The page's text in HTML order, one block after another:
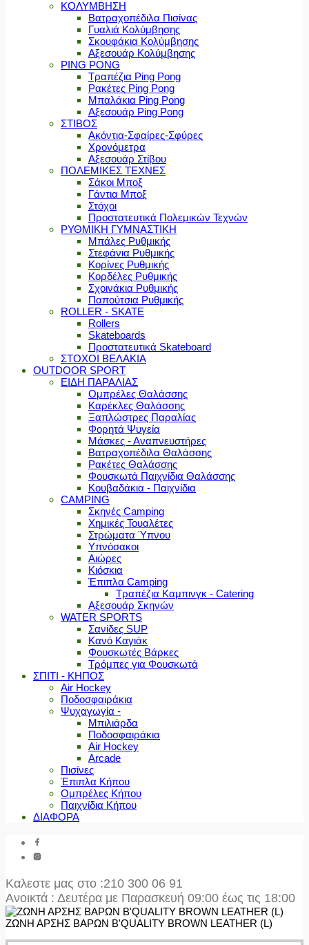
ΚΟΛΥΜΒΗΣΗ
Βατραχοπέδιλα Πισίνας
Γυαλιά Κολύμβησης
Σκουφάκια Κολύμβησης
Αξεσουάρ Κολύμβησης
PING PONG
Τραπέζια Ping Pong
Ρακέτες Ping Pong
Μπαλάκια Ping Pong
Αξεσουάρ Ping Pong
ΣΤΙΒΟΣ
Ακόντια-Σφαίρες-Σφύρες
Χρονόμετρα
Αξεσουάρ Στίβου
ΠΟΛΕΜΙΚΕΣ ΤΕΧΝΕΣ
Σάκοι Μποξ
Γάντια Μποξ
Στόχοι
Προστατευτικά Πολεμικών Τεχνών
ΡΥΘΜΙΚΗ ΓΥΜΝΑΣΤΙΚΗ
Μπάλες Ρυθμικής
Στεφάνια Ρυθμικής
Κορίνες Ρυθμικής
Κορδέλες Ρυθμικής
Σχοινάκια Ρυθμικής
Παπούτσια Ρυθμικής
ROLLER - SKATE
Rollers
Skateboards
Προστατευτικά Skateboard
ΣΤΟΧΟΙ ΒΕΛΑΚΙΑ
OUTDOOR SPORT
ΕΙΔΗ ΠΑΡΑΛΙΑΣ
Ομπρέλες Θαλάσσης
Καρέκλες Θαλάσσης
Ξαπλώστρες Παραλίας
Φορητά Ψυγεία
Μάσκες - Αναπνευστήρες
Βατραχοπέδιλα Θαλάσσης
Ρακέτες Θαλάσσης
Φουσκωτά Παιχνίδια Θαλάσσης
Κουβαδάκια - Παιχνίδια
CAMPING
Σκηνές Camping
Χημικές Τουαλέτες
Στρώματα Ύπνου
Υπνόσακοι
Αιώρες
Κιόσκια
Έπιπλα Camping
Τραπέζια Καμπινγκ - Catering
Αξεσουάρ Σκηνών
WATER SPORTS
Σανίδες SUP
Κανό Καγιάκ
Φουσκωτές Βάρκες
Τρόμπες για Φουσκωτά
ΣΠΙΤΙ - ΚΗΠΟΣ
Air Hockey
Ποδοσφαιράκια
Ψυχαγωγία -
Μπιλιάρδα
Ποδοσφαιράκια
Air Hockey
Arcade
Πισίνες
Έπιπλα Κήπου
Ομπρέλες Κήπου
Παιχνίδια Κήπου
ΔΙΑΦΟΡΑ
Καλεστε μας στο :210 300 06 91
Ανοικτά : Δευτέρα με Παρασκευή 09:00 έως τις 18:00
ΖΩΝΗ ΑΡΣΗΣ ΒΑΡΩΝ B'QUALITY BROWN LEATHER (L)